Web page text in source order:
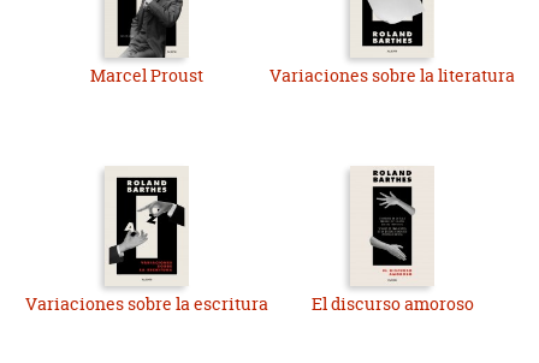
Marcel Proust Variaciones sobre la literatura
Variaciones sobre la escritura El discurso amoroso